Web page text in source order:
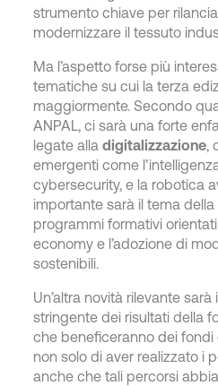
strumento chiave per
modernizzare il tessuto
Ma l’aspetto forse più
tematiche su cui la terza
maggiormente. Secondo
ANPAL, ci sarà una forte
legate alladigitalizzazione
emergenti come
cybersecurity, e la robotica
importante sarà il tema della
programmi formativi
economy e l’adozione di
sostenibili.
Un’altra novità rilevante
stringente dei risultati della
che beneficeranno dei
non solo di aver realizzato i
anche che tali percorsi